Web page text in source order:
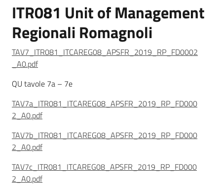
ITR081 Unit of Management
Regionali Romagnoli
TAV7_ITR081_ITCAREG08_APSFR_2019_RP_FD0002
_A0.pdf
QU tavole 7a – 7e
TAV7a_ITR081_ITCAREG08_APSFR_2019_RP_FD000
2_A0.pdf
TAV7b_ITR081_ITCAREG08_APSFR_2019_RP_FD000
2_A0.pdf
TAV7c_ITR081_ITCAREG08_APSFR_2019_RP_FD000
2_A0.pdf